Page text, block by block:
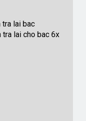
tra lai bac
bac 6x